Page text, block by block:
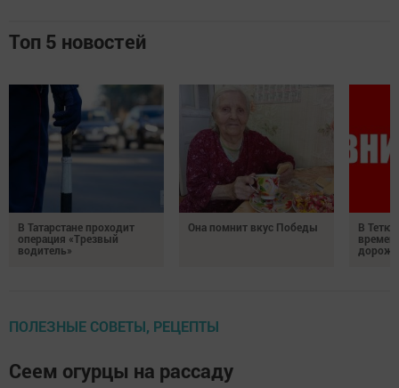
Топ 5 новостей
В Татарстане проходит
операция «Трезвый
водитель»
Она помнит вкус Победы
В
ПОЛЕЗНЫЕ СОВЕТЫ, РЕЦЕПТЫ
Сеем огурцы на рассаду